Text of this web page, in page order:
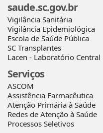
saude.sc.gov.br
Vigilância Sanitária
Vigilância Epidemiológica
Escola de Saúde Pública
SC Transplantes
Lacen - Laboratório Central
Serviços
ASCOM
Assistência Farmacêutica
Atenção Primária à Saúde
Redes de Atenção à Saúde
Processos Seletivos